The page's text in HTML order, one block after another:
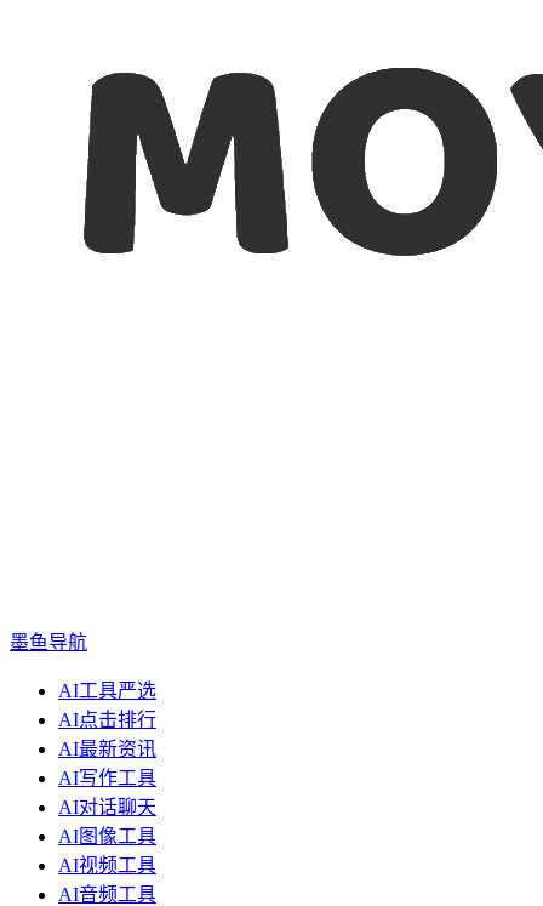
墨鱼导航
AI工具严选
AI点击排行
AI最新资讯
AI写作工具
AI对话聊天
AI图像工具
AI视频工具
AI音频工具